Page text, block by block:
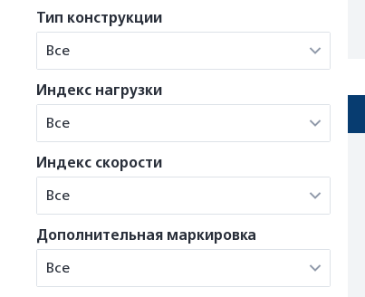
Тип конструкции
Все
Индекс нагрузки
Все
Индекс скорости
Все
Дополнительная маркировка
Все